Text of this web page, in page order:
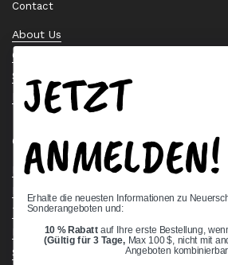
Contact
About Us
Contact Us
Stock Check
Request a Quote
Quick links
Bearing Knowledge Center
Terms & Conditions
Return & Refund Policy
Shipping Policy
JETZT
ANMELDEN!
Erhalte die neuesten Informationen zu
Sonderangeboten und:
10 % Rabatt auf Ihre erste Bestellung,
(Gültig für 3 Tage, Max 100 $, nicht mit
Angeboten kombinierbar